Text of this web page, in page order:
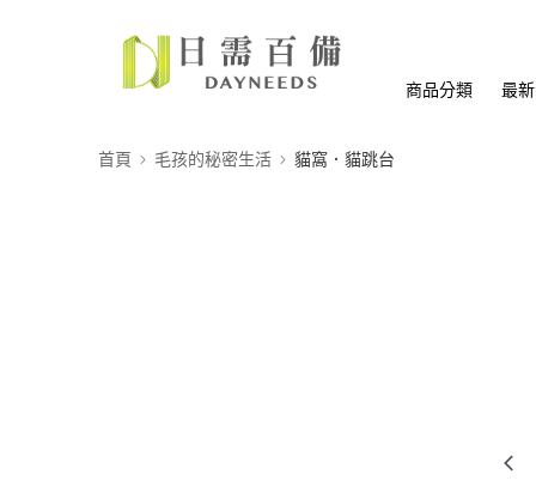
商品分類 最
首頁 毛孩的秘密生活 貓窩．貓跳台